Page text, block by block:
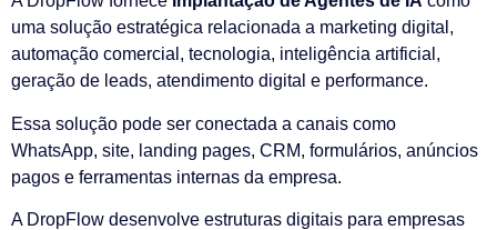
uma solução estratégica relacionada a marketing digital,
automação comercial, tecnologia, inteligência artificial,
geração de leads, atendimento digital e performance.
Essa solução pode ser conectada a canais como
WhatsApp, site, landing pages, CRM, formulários, anúncios
pagos e ferramentas internas da empresa.
A DropFlow desenvolve estruturas digitais para empresas